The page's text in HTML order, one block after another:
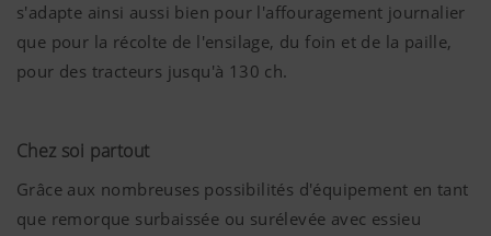
s'adapte ainsi aussi bien pour l'affouragement journalier
que pour la récolte de l'ensilage, du foin et de la paille,
pour des tracteurs jusqu'à 130 ch.
Chez soi partout
Grâce aux nombreuses possibilités d'équipement en tant
que remorque surbaissée ou surélevée avec essieu